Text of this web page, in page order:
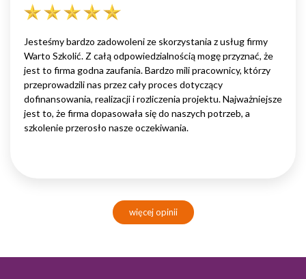
Jesteśmy bardzo zadowoleni ze skorzystania z usług firmy
Warto Szkolić. Z całą odpowiedzialnością mogę przyznać, że
jest to firma godna zaufania. Bardzo mili pracownicy, którzy
przeprowadzili nas przez cały proces dotyczący
dofinansowania, realizacji i rozliczenia projektu. Najważniejsze
jest to, że firma dopasowała się do naszych potrzeb, a
szkolenie przerosło nasze oczekiwania.
więcej opinii